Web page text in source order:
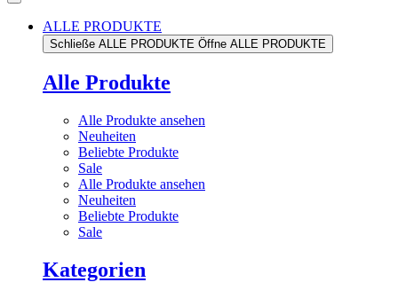
ALLE PRODUKTE
Schließe ALLE PRODUKTE Öffne ALLE PRODUKTE
Alle Produkte
Alle Produkte ansehen
Neuheiten
Beliebte Produkte
Sale
Alle Produkte ansehen
Neuheiten
Beliebte Produkte
Sale
Kategorien